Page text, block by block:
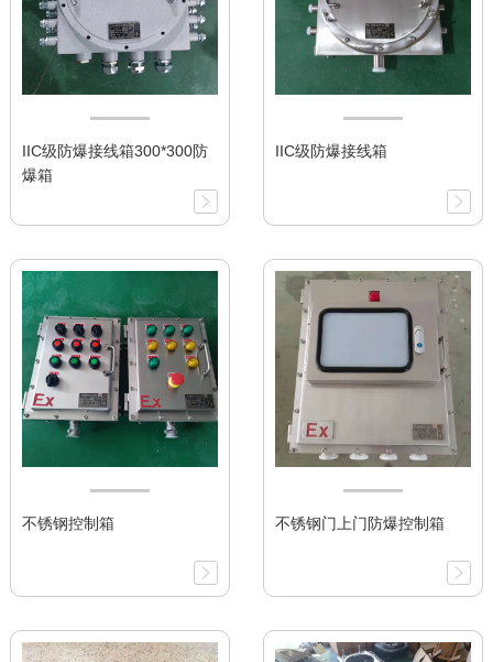
IIC级防爆接线箱300*300防
爆箱
IIC级防爆接线箱
不锈钢控制箱 不锈钢门上门防爆控制箱